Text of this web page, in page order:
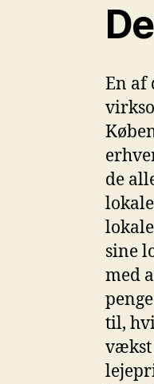
En af
de
sine
med
til,
vækst